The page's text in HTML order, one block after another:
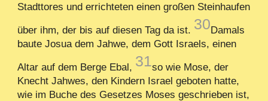
Stadttores und errichteten einen großen Steinhaufen
über ihm, der bis auf diesen Tag da ist. 30Damals
baute Josua dem Jahwe, dem Gott Israels, einen
Altar auf dem Berge Ebal, 31so wie Mose, der
Knecht Jahwes, den Kindern Israel geboten hatte,
wie im Buche des Gesetzes Moses geschrieben ist,